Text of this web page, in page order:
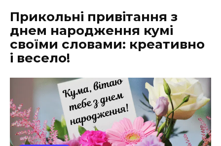
Прикольні привітання з
днем народження кумі
своїми словами: креативно
і весело!